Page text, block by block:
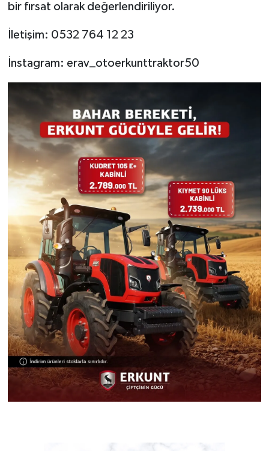
bir fırsat olarak değerlendiriliyor.
İletişim: 0532 764 12 23
İnstagram: erav_otoerkunttraktor50